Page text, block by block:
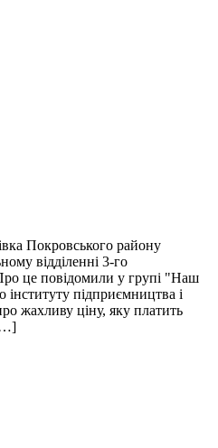
Покровського району
відділенні 3-го
Про це повідомили у групі "Наш
підприємництва і
жахливу ціну, яку платить